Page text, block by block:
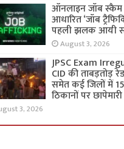
ऑनलाइन जॉब स्कैम
आधारित ‘जॉब
पहली झलक आयी
August 3, 2026
JPSC Exam
CID की ताबड़तोड़
समेत कई जिलों में
ठिकानों पर छापेमारी
3, 2026